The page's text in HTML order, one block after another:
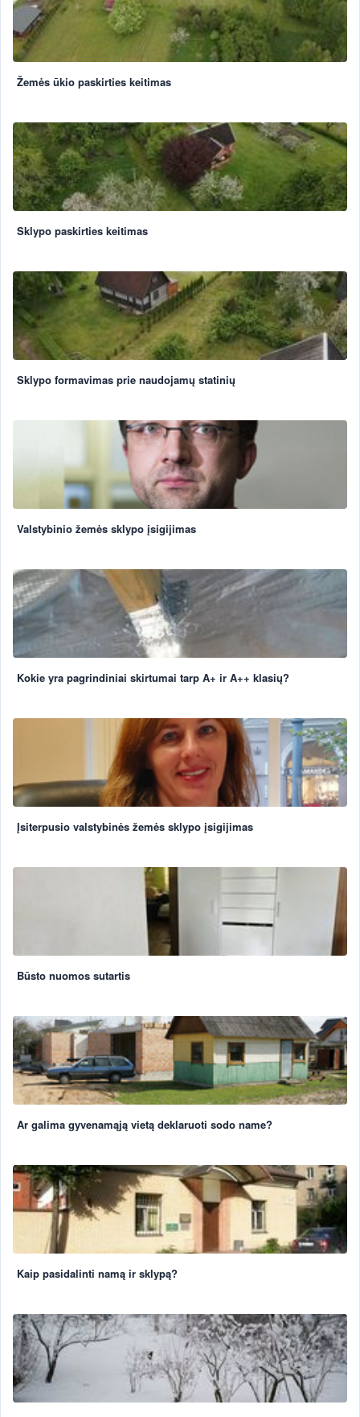
Žemės ūkio paskirties keitimas
Sklypo paskirties keitimas
Sklypo formavimas prie naudojamų statinių
Valstybinio žemės sklypo įsigijimas
Kokie yra pagrindiniai skirtumai tarp A+ ir A++ klasių?
Įsiterpusio valstybinės žemės sklypo įsigijimas
Būsto nuomos sutartis
Ar galima gyvenamąją vietą deklaruoti sodo name?
Kaip pasidalinti namą ir sklypą?